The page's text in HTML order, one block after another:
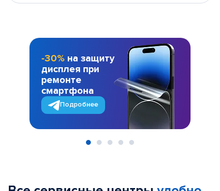
-30% на защиту
дисплея при
ремонте
смартфона
Подробнее